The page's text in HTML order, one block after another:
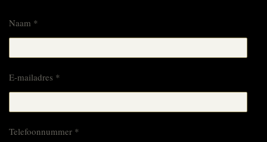
Naam *
E-mailadres *
Telefoonnummer *